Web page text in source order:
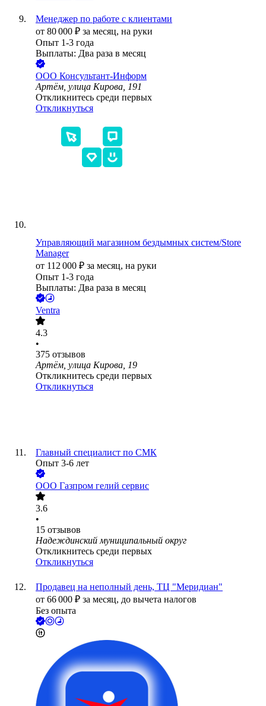
Менеджер по работе с клиентами
от 80 000 ₽ за месяц, на руки
Опыт 1-3 года
Выплаты: Два раза в месяц
ООО Консультант-Информ
Артём, улица Кирова, 191
Откликнитесь среди первых
Откликнуться
Управляющий магазином бездымных систем/Store
Manager
от 112 000 ₽ за месяц, на руки
Опыт 1-3 года
Выплаты: Два раза в месяц
Ventra
4.3
•
375 отзывов
Артём, улица Кирова, 19
Откликнитесь среди первых
Откликнуться
Главный специалист по СМК
Опыт 3-6 лет
ООО Газпром гелий сервис
3.6
•
15 отзывов
Надеждинский муниципальный округ
Откликнитесь среди первых
Откликнуться
Продавец на неполный день, ТЦ "Меридиан"
от 66 000 ₽ за месяц, до вычета налогов
Без опыта